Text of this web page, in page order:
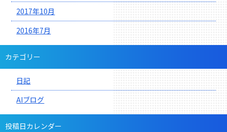
2017年10月
2016年7月
カテゴリー
日記
AIブログ
投稿日カレンダー